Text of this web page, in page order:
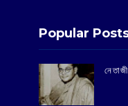
Popular